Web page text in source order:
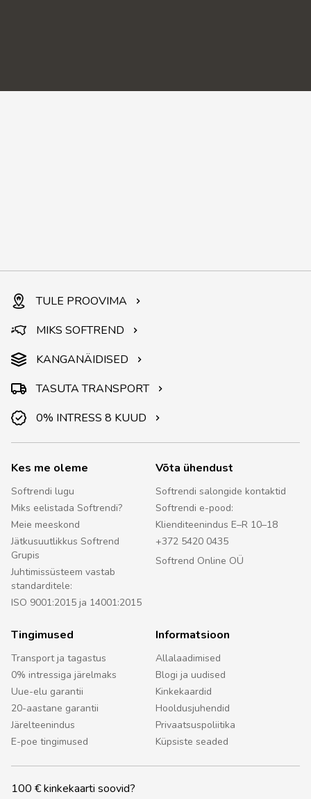
TULE PROOVIMA
MIKS SOFTREND
KANGANÄIDISED
TASUTA TRANSPORT
0% INTRESS 8 KUUD
Kes me oleme
Softrendi lugu
Miks eelistada Softrendi?
Meie meeskond
Jätkusuutlikkus Softrend
Grupis
Juhtimissüsteem vastab
standarditele:
ISO 9001:2015 ja 14001:2015
Võta ühendust
Softrendi salongide kontaktid
Softrendi e-pood:
Klienditeenindus E–R 10–18
+372 5420 0435
Softrend Online OÜ
Tingimused
Transport ja tagastus
0% intressiga järelmaks
Uue-elu garantii
20-aastane garantii
Järelteenindus
E-poe tingimused
Informatsioon
Allalaadimised
Blogi ja uudised
Kinkekaardid
Hooldusjuhendid
Privaatsuspoliitika
Küpsiste seaded
100 € kinkekaarti soovid?